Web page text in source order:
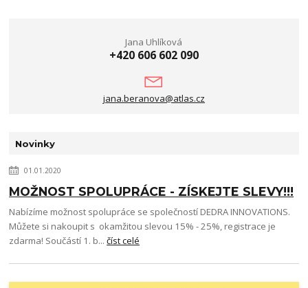
Jana Uhlíková
+420 606 602 090
jana.beranova@atlas.cz
Novinky
01.01.2020
MOŽNOST SPOLUPRÁCE - ZÍSKEJTE SLEVY!!!
Nabízíme možnost spolupráce se společností DEDRA INNOVATIONS.
Můžete si nakoupit s okamžitou slevou 15% - 25%, registrace je
zdarma! Součástí 1. b...číst celé